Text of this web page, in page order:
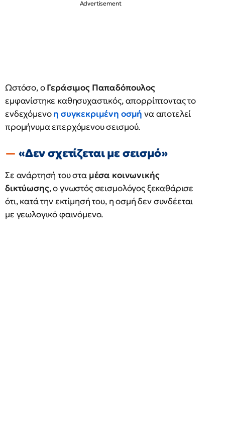
Ωστόσο, οΓεράσιμος Παπαδόπουλος
εμφανίστηκε καθησυχαστικός, απορρίπτοντας το
ενδεχόμενοη συγκεκριμένη οσμήνα αποτελεί
προμήνυμα επερχόμενου σεισμού.
«Δεν σχετίζεται με σεισμό»
Σε ανάρτησή του στα μέσα κοινωνικής
δικτύωσης, ο γνωστός σεισμολόγος ξεκαθάρισε
ότι, κατά την εκτίμησή του, η οσμή δεν συνδέεται
με γεωλογικό φαινόμενο.